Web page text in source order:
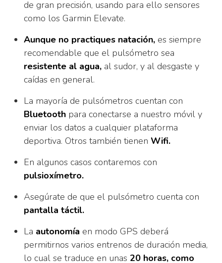
de gran precisión, usando para ello sensores
como los Garmin Elevate.
Aunque no practiques natación, es siempre
recomendable que el pulsómetro sea
resistente al agua, al sudor, y al desgaste y
caídas en general.
La mayoría de pulsómetros cuentan con
Bluetooth para conectarse a nuestro móvil y
enviar los datos a cualquier plataforma
deportiva. Otros también tienen Wifi.
En algunos casos contaremos con
pulsioxímetro.
Asegúrate de que el pulsómetro cuenta con
pantalla táctil.
La autonomía en modo GPS deberá
permitirnos varios entrenos de duración media,
lo cual se traduce en unas 20 horas, como